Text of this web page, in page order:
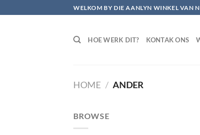
to
WELKOM BY DIE AANLYN WINKEL VAN
HOE WERK DIT? KONTAK ONS
HOME / ANDER
BROWSE